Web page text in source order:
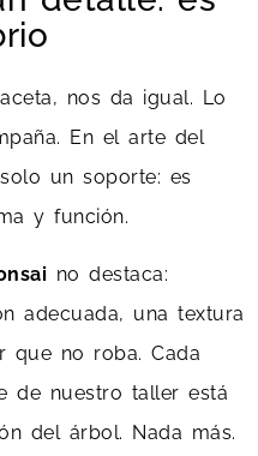
nos da igual. Lo
En el arte del
un soporte: es
y función.
no destaca:
adecuada, una textura
que no roba. Cada
de nuestro taller está
del árbol. Nada más.